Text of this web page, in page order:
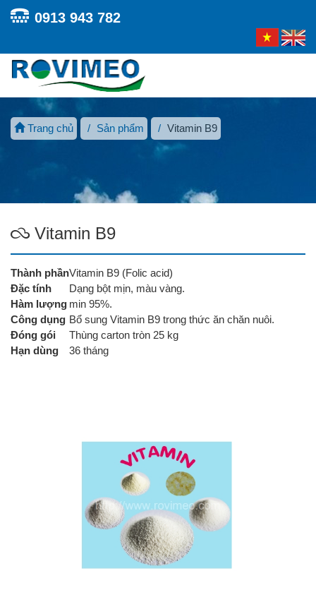
0913 943 782
Trang chủ Sản phẩm Vitamin B9
Vitamin B9
Thành phầnVitamin B9 (Folic acid)
Đặc tính
Dạng bột mịn, màu vàng.
Hàm lượng min 95%.
Công dụng Bổ sung Vitamin B9 trong thức ăn chăn nuôi.
Đóng gói
Thùng carton tròn 25 kg
Hạn dùng
36 tháng